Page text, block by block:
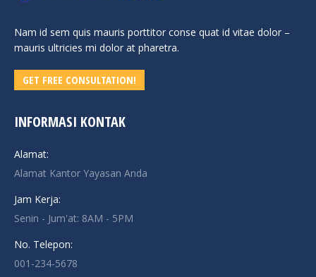
Nam id sem quis mauris porttitor conse quat id vitae dolor –
mauris ultricies mi dolor at pharetra.
GET FREE CONSULTATION!
INFORMASI KONTAK
Alamat:
Alamat Kantor Yayasan Anda
Jam Kerja:
Senin - Jum'at: 8AM - 5PM
No. Telepon:
001-234-5678